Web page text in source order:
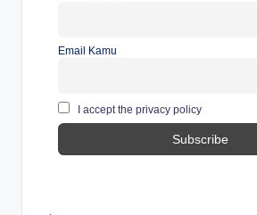
Email Kamu
I accept the privacy policy